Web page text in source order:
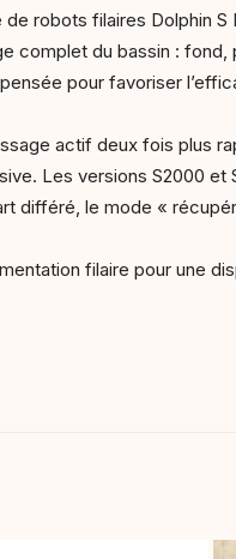
robots filaires Dolphin
complet du bassin :
pour favoriser
actif deux fois plus
Les versions S2000
différé, le mode «
filaire pour une